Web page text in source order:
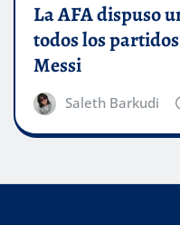
La AFA dispuso
todos los
Messi
Saleth Barkudi